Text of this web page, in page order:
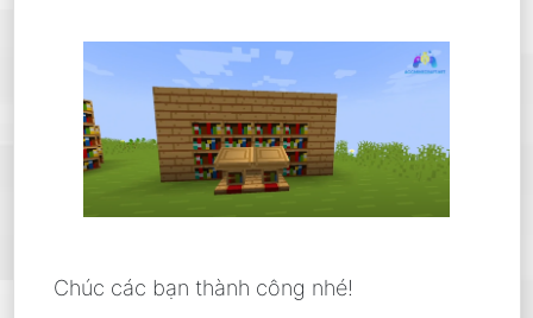
Chúc các bạn thành công nhé!